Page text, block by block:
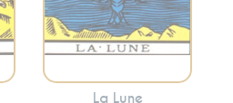
La Lune